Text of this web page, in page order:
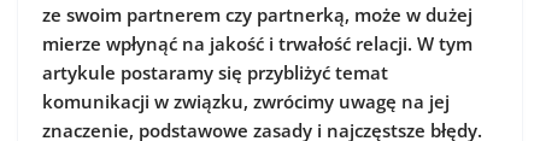
ze swoim partnerem czy partnerką, może w dużej
mierze wpłynąć na jakość i trwałość relacji. W tym
artykule postaramy się przybliżyć temat
komunikacji w związku, zwrócimy uwagę na jej
znaczenie, podstawowe zasady i najczęstsze błędy.